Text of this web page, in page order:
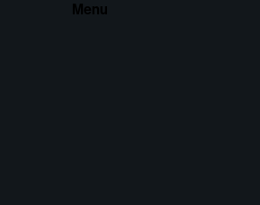
Menu